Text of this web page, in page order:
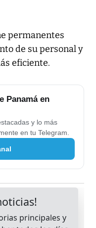
permanentes
de su personal y
eficiente.
Panamá en
y lo más
en tu Telegram.